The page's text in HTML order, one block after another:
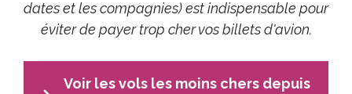
dates et les compagnies) est indispensable pour
éviter de payer trop cher vos billets d'avion.
Voir les vols les moins chers depuis